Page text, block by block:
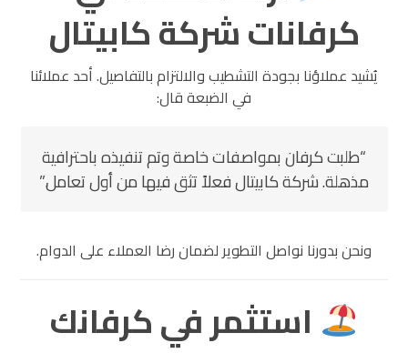
كرفانات شركة كابيتال
يُشيد عملاؤنا بجودة التشطيب والالتزام بالتفاصيل. أحد عملائنا
في الضبعة قال:
“طلبت كرفان بمواصفات خاصة وتم تنفيذه باحترافية
مذهلة. شركة كابيتال فعلاً تثق فيها من أول تعامل.”
ونحن بدورنا نواصل التطوير لضمان رضا العملاء على الدوام.
استثمر في كرفانك